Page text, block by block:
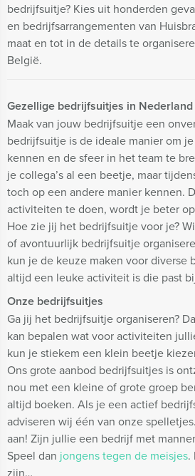
bedrijfsuitje? Kies uit honderden
en bedrijfsarrangementen van
maat en tot in de details te
België.
Gezellige bedrijfsuitjes in
Maak van jouw bedrijfsuitje een
bedrijfsuitje is de ideale manier om
kennen en de sfeer in het team te
je collega’s al een beetje, maar
toch op een andere manier kennen.
activiteiten te doen, wordt je beter
Hoe zie jij het bedrijfsuitje voor je?
of avontuurlijk bedrijfsuitje
kun je de keuze maken voor diverse
altijd een leuke activiteit is die past
Onze bedrijfsuitjes
Ga jij het bedrijfsuitje organiseren?
kan bepalen wat voor activiteiten
kun je stiekem een klein beetje
Ons grote aanbod bedrijfsuitjes is
nou met een kleine of grote groep
altijd boeken. Als je een actief
adviseren wij één van onze
aan! Zijn jullie een bedrijf met
Speel dan jongens tegen de meisjes.
zijn…